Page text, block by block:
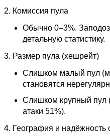
Комиссия пула
Обычно 0–3%.
детальную статистику.
Размер пула (хешрейт)
Слишком малый пул
становятся
Слишком крупный пул
атаки 51%).
География и надёжность